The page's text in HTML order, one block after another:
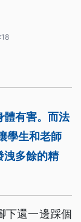
體有害。而法
學生和老師
洩多餘的精
下還一邊踩個